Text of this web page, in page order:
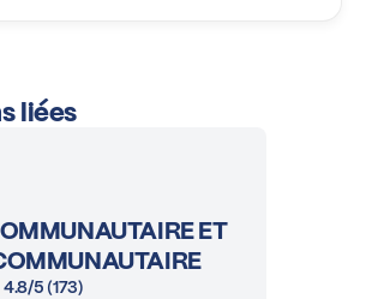
liées
ET
4.8/5 (173)